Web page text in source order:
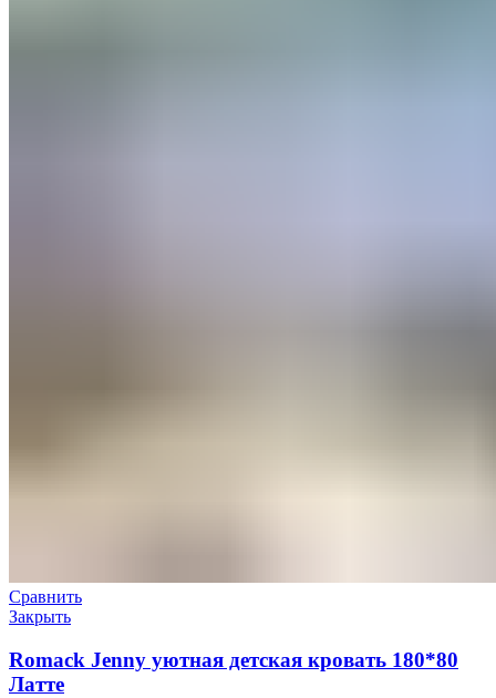
Сравнить
Закрыть
Romack Jenny уютная детская кровать 180*80
Латте